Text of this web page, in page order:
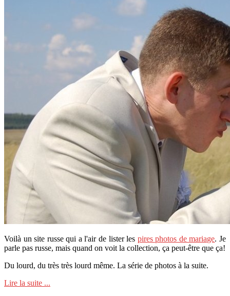
Voilà un site russe qui a l'air de lister les pires photos de mariage. Je
parle pas russe, mais quand on voit la collection, ça peut-être que ça!
Du lourd, du très très lourd même. La série de photos à la suite.
Lire la suite ...